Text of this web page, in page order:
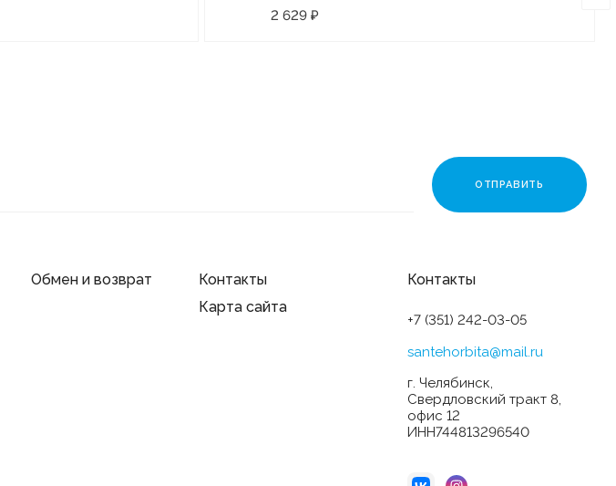
2 629 ₽
Обмен и возврат
Контакты
Карта сайта
Контакты
+7 (351) 242-03-05
santehorbita@mail.ru
г. Челябинск,
Свердловский тракт 8,
офис 12
ИНН744813296540